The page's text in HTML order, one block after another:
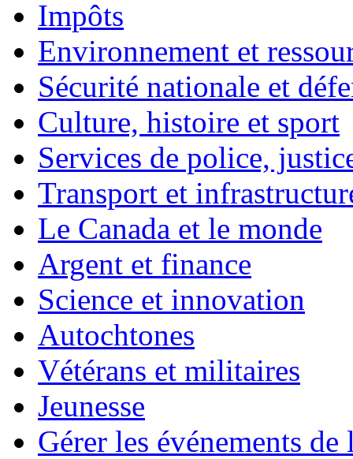
Impôts
Environnement et
Sécurité nationale et
Culture, histoire et sport
Services de police,
Transport et
Le Canada et le monde
Argent et finance
Science et innovation
Autochtones
Vétérans et militaires
Jeunesse
Gérer les événements de